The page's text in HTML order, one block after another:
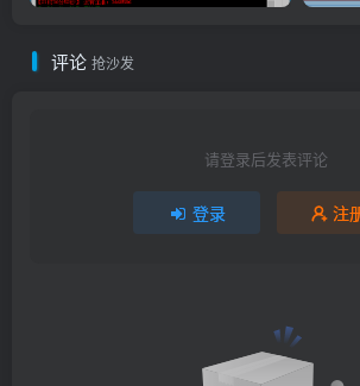
评论 抢沙发
请登录后发表评论
登录 注